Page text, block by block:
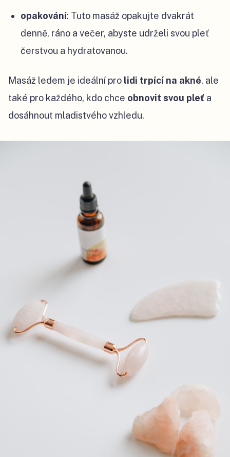
opakování: Tuto masáž opakujte dvakrát
denně, ráno a večer, abyste udrželi svou pleť
čerstvou a hydratovanou.
Masáž ledem je ideální pro lidi trpící na akné, ale
také pro každého, kdo chce obnovit svou pleť a
dosáhnout mladistvého vzhledu.